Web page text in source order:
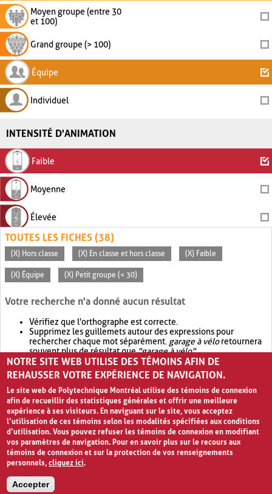
Moyen groupe (entre 30
et 100)
Grand groupe (> 100)
Équipe
Individuel
INTENSITÉ D'ANIMATION
Faible
Moyenne
Élevée
TOUTES LES FICHES (38)
(X) Hors classe (X) En classe et hors classe (X) Faible
(X) Équipe (X) Petit groupe (< 30)
Votre recherche n'a donné aucun résultat
Vérifiez que l'orthographe est correcte.
Supprimez les guillemets autour des expressions pour
rechercher chaque mot séparément. garage à véloretournera
souvent plus de résultat que"garage à vélo".
Envisagez d'élargir votre recherche avec OR.garage OR vélo
retournera souvent plus de résultat quegarage à vélo
NOTRE SITE WEB UTILISE DES TÉMOINS AFIN DE
REHAUSSER VOTRE EXPÉRIENCE DE NAVIGATION.
Le site web de Polytechnique Montréal utilise des témoins de connexion
afin de recueillir des statistiques générales et offrir une meilleure
expérience à ses visiteurs. En naviguant sur le site, vous acceptez
l’utilisation de ces témoins selon les modalités spécifiées aux conditions
d’utilisation. Vous pouvez refuser les témoins de connexion en modifiant
vos paramètres de navigation. Pour en savoir plus sur le recours aux
témoins de connexion et sur la protection de vos renseignements
personnels,cliquez ici.
Accepter